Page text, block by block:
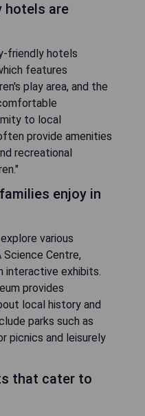
hotels are
friendly hotels
features
play area, and the
to local
provide amenities
recreational
enjoy in
various
Centre,
interactive exhibits.
provides
local history and
parks such as
picnics and leisurely
that cater to